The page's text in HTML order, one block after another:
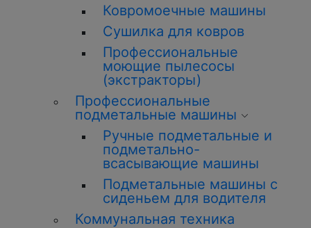
Ковромоечные машины
Сушилка для ковров
Профессиональные
моющие пылесосы
(экстракторы)
Профессиональные
подметальные машины
Ручные подметальные и
подметально-
всасывающие машины
Подметальные машины с
сиденьем для водителя
Коммунальная техника